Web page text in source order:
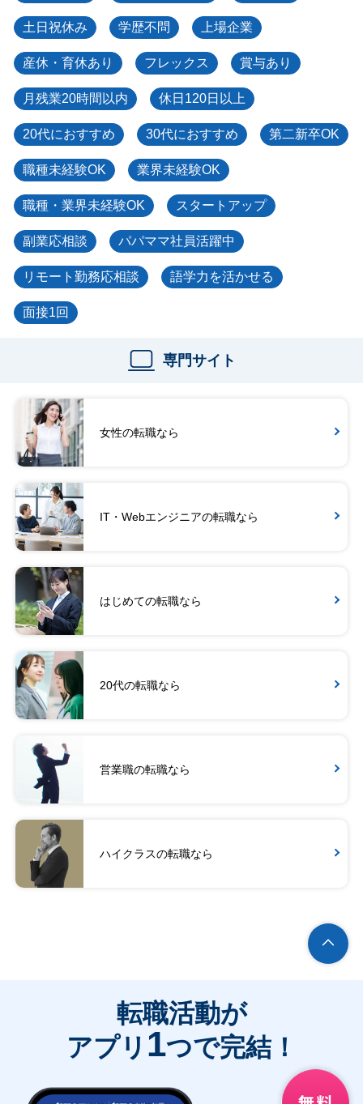
土日祝休み 学歴不問 上場企業
産休・育休あり フレックス 賞与あり
月残業20時間以内 休日120日以上
20代におすすめ 30代におすすめ 第二新卒OK
職種未経験OK 業界未経験OK
職種・業界未経験OK スタートアップ
副業応相談 パパママ社員活躍中
リモート勤務応相談 語学力を活かせる
面接1回
専門サイト
女性の転職なら
IT・Webエンジニアの転職なら
はじめての転職なら
20代の転職なら
営業職の転職なら
ハイクラスの転職なら
転職活動が
アプリ 1つで完結！